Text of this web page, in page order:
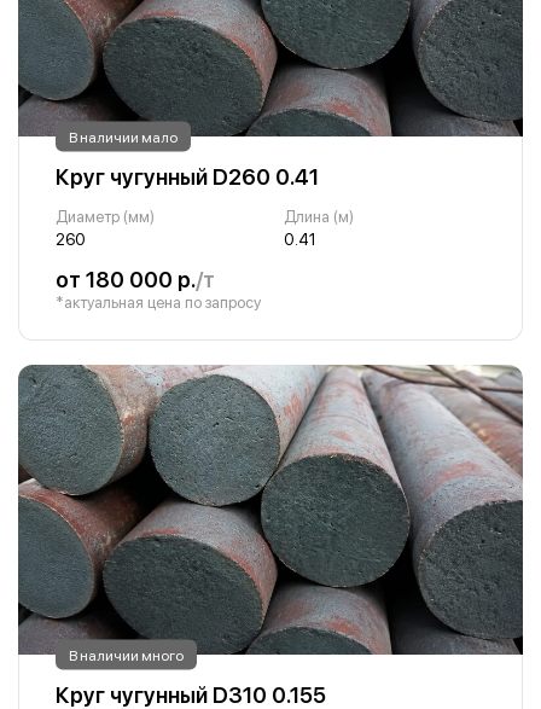
В наличии мало
Круг чугунный D260 0.41
Диаметр (мм)
260
Длина (м)
0.41
от 180 000 р./т
*актуальная цена по запросу
В наличии много
Круг чугунный D310 0.155